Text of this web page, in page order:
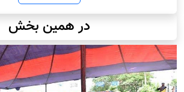
در همین بخش